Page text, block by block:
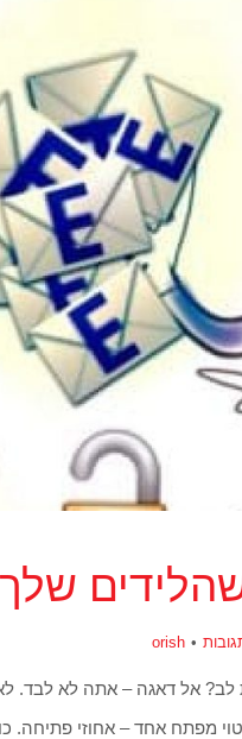
orish
אל דאגה – אתה לא לבד.
מפתח אחד – אחוזי פתיחה.